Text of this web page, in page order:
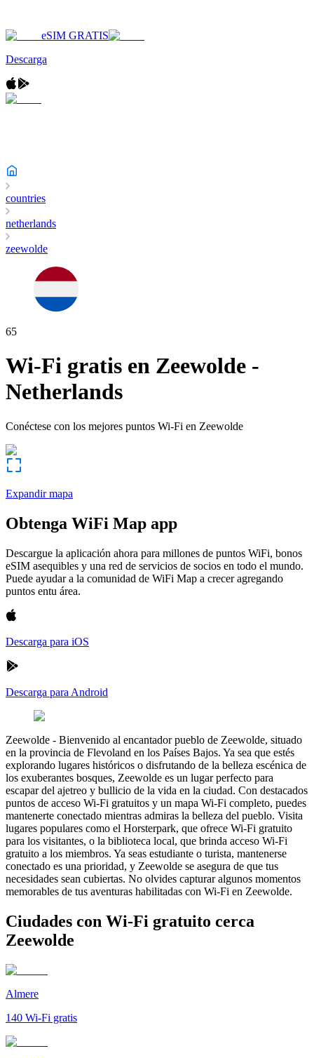
eSIM GRATIS
Descarga
countries
netherlands
zeewolde
65
Wi-Fi gratis en Zeewolde -
Netherlands
Conéctese con los mejores puntos Wi-Fi en Zeewolde
Expandir mapa
Obtenga WiFi Map app
Descargue la aplicación ahora para millones de puntos WiFi, bonos
eSIM asequibles y una red de servicios de socios en todo el mundo.
Puede ayudar a la comunidad de WiFi Map a crecer agregando
puntos entu área.
Descarga para iOS
Descarga para Android
Zeewolde - Bienvenido al encantador pueblo de Zeewolde, situado
en la provincia de Flevoland en los Países Bajos. Ya sea que estés
explorando lugares históricos o disfrutando de la belleza escénica de
los exuberantes bosques, Zeewolde es un lugar perfecto para
escapar del ajetreo y bullicio de la vida en la ciudad. Con destacados
puntos de acceso Wi-Fi gratuitos y un mapa Wi-Fi completo, puedes
mantenerte conectado mientras admiras la belleza del pueblo. Visita
lugares populares como el Horsterpark, que ofrece Wi-Fi gratuito
para los visitantes, o la biblioteca local, que brinda acceso Wi-Fi
gratuito a los miembros. Ya seas estudiante o turista, mantenerse
conectado es una prioridad, y Zeewolde se asegura de que tus
necesidades sean cubiertas. No olvides capturar algunos momentos
memorables de tus aventuras habilitadas con Wi-Fi en Zeewolde.
Ciudades con Wi-Fi gratuito cerca
Zeewolde
Almere
140 Wi-Fi gratis